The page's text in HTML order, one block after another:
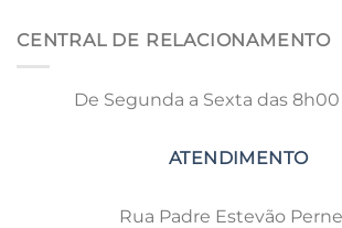
CENTRAL DE RELACIONAMENTO
De Segunda a Sexta das 8h00
Rua Padre Estevão